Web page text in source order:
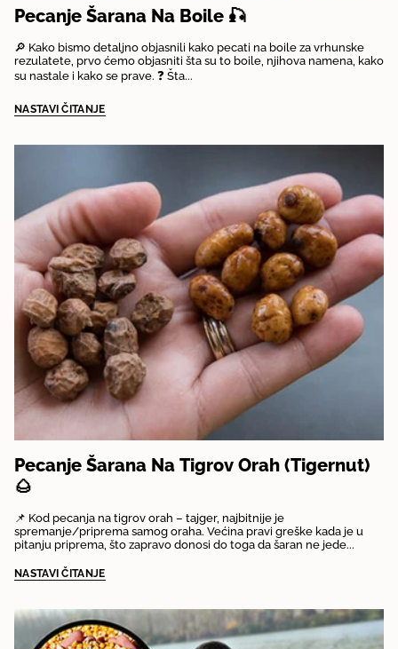
Pecanje Šarana Na Boile 🎣
🔎 Kako bismo detaljno objasnili kako pecati na boile za vrhunske
rezulatete, prvo ćemo objasniti šta su to boile, njihova namena, kako
su nastale i kako se prave. ❓ Šta...
NASTAVI ČITANJE
Pecanje Šarana Na Tigrov Orah (Tigernut)
🌰
📌 Kod pecanja na tigrov orah – tajger, najbitnije je
spremanje/priprema samog oraha. Većina pravi greške kada je u
pitanju priprema, što zapravo donosi do toga da šaran ne jede...
NASTAVI ČITANJE